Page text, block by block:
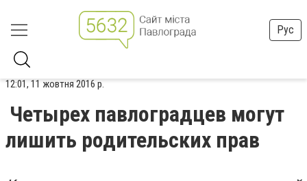
Рус
12:01, 11 жовтня 2016 р.
Четырех павлоградцев могут
лишить родительских прав